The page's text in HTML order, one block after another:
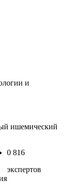
и
ишемический
0 816
экспертов